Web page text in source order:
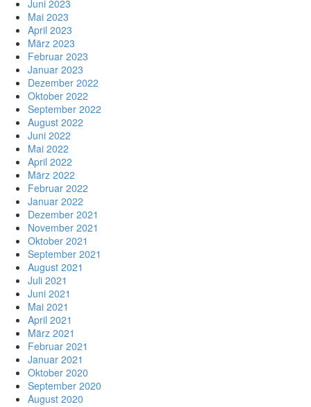
Juni 2023
Mai 2023
April 2023
März 2023
Februar 2023
Januar 2023
Dezember 2022
Oktober 2022
September 2022
August 2022
Juni 2022
Mai 2022
April 2022
März 2022
Februar 2022
Januar 2022
Dezember 2021
November 2021
Oktober 2021
September 2021
August 2021
Juli 2021
Juni 2021
Mai 2021
April 2021
März 2021
Februar 2021
Januar 2021
Oktober 2020
September 2020
August 2020